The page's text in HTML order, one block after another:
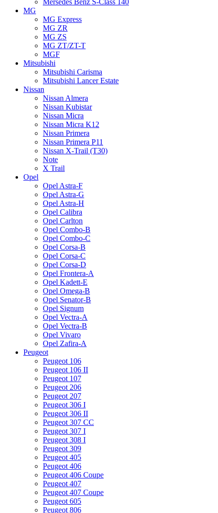
MG
MG Express
MG ZR
MG ZS
MG ZT/ZT-T
MGF
Mitsubishi
Mitsubishi Carisma
Mitsubishi Lancer Estate
Nissan
Nissan Almera
Nissan Kubistar
Nissan Micra
Nissan Micra K12
Nissan Primera
Nissan Primera P11
Nissan X-Trail (T30)
Note
X Trail
Opel
Opel Astra-F
Opel Astra-G
Opel Astra-H
Opel Calibra
Opel Carlton
Opel Combo-B
Opel Combo-C
Opel Corsa-B
Opel Corsa-C
Opel Corsa-D
Opel Frontera-A
Opel Kadett-E
Opel Omega-B
Opel Senator-B
Opel Signum
Opel Vectra-A
Opel Vectra-B
Opel Vivaro
Opel Zafira-A
Peugeot
Peugeot 106
Peugeot 106 II
Peugeot 107
Peugeot 206
Peugeot 207
Peugeot 306 I
Peugeot 306 II
Peugeot 307 CC
Peugeot 307 I
Peugeot 308 I
Peugeot 309
Peugeot 405
Peugeot 406
Peugeot 406 Coupe
Peugeot 407
Peugeot 407 Coupe
Peugeot 605
Peugeot 806